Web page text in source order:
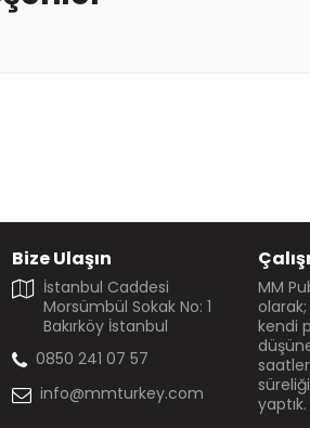
Bize Ulaşın
İstanbul Caddesi
Morsümbül Sokak No: 1
Bakırköy İstanbul
0850 241 07 57
info@mmturkey.com
MM
kendi
yaptık.